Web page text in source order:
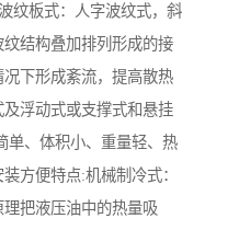
纹板式：人字波纹式，斜
结构叠加排列形成的接
下形成紊流，提高散热
浮动式或支撑式和悬挂
单、体积小、重量轻、热
方便特点:机械制冷式：
把液压油中的热量吸